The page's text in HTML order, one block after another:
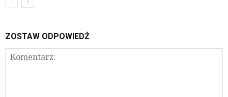
ZOSTAW ODPOWIEDŹ